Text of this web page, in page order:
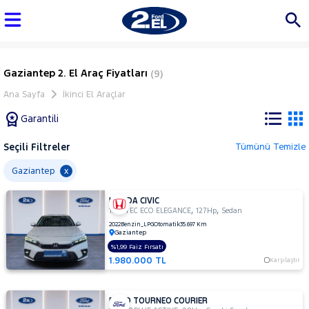
Gaziantep 2. El Araç Fiyatları (9)
Ana Sayfa İkinci El Araçlar
Garantili
Tüm
Araçlar
AUDI
BMC
BMW
BYD
Seçili Filtreler Tümünü Temizle
Gaziantep x
HONDA CIVIC
1.5 VTEC ECO ELEGANCE,127Hp, Sedan
2022Benzin_LPGOtomatik35.697 Km
Gaziantep
1.980.000 TL Karşılaştır
%1,99 Faiz Fırsatı
FORD TOURNEO COURIER